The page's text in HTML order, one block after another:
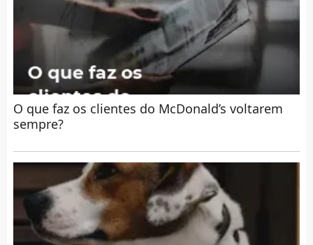
O que faz os clientes do McDonald’s voltarem
sempre?